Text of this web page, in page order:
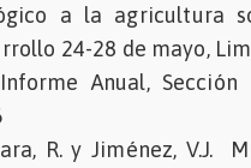
a la agricultura
24-28 de mayo,
Anual,
R. y Jiménez, V.J.